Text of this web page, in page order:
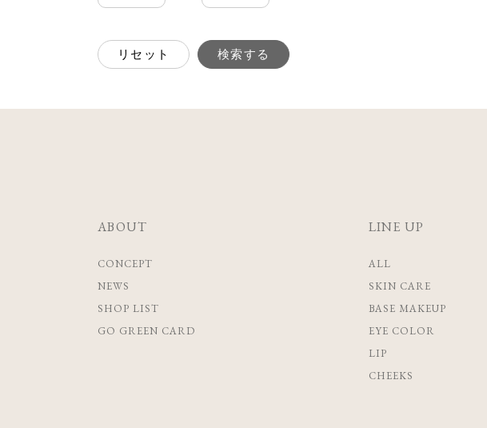
リセット 検索する
ABOUT
CONCEPT
NEWS
SHOP LIST
GO GREEN CARD
LINE UP
ALL
SKIN CARE
BASE MAKEUP
EYE COLOR
LIP
CHEEKS